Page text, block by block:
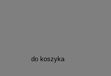
do koszyka